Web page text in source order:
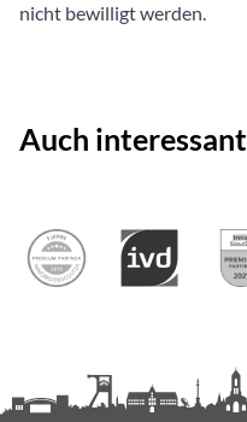
nicht bewilligt werden.
Auch interessant